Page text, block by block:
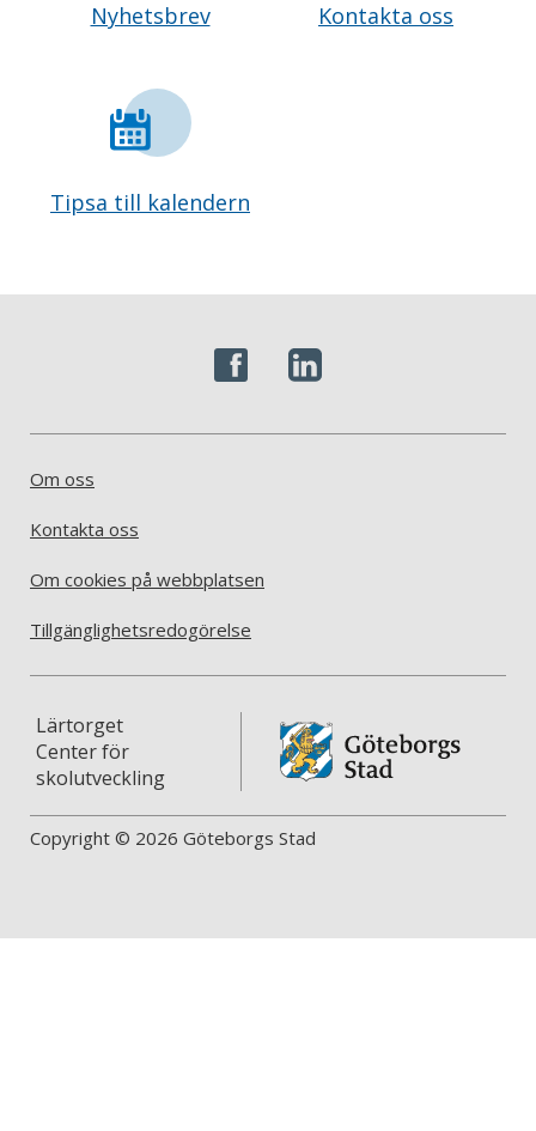
Nyhetsbrev Kontakta oss
Tipsa till kalendern
Om oss
Kontakta oss
Om cookies på webbplatsen
Tillgänglighetsredogörelse
Lärtorget
Center för
skolutveckling
Copyright © 2026 Göteborgs Stad